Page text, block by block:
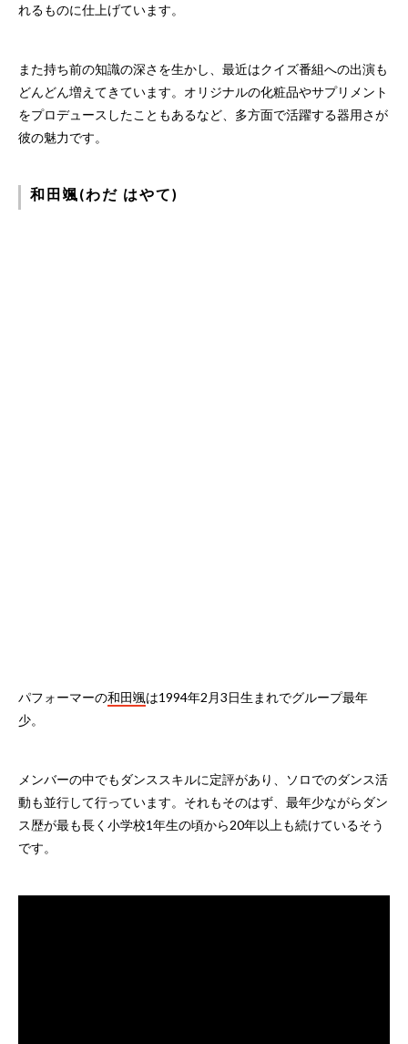
れるものに仕上げています。
また持ち前の知識の深さを生かし、最近はクイズ番組への出演も
どんどん増えてきています。オリジナルの化粧品やサプリメント
をプロデュースしたこともあるなど、多方面で活躍する器用さが
彼の魅力です。
和田颯(わだ はやて)
パフォーマーの和田颯は1994年2月3日生まれでグループ最年
少。
メンバーの中でもダンススキルに定評があり、ソロでのダンス活
動も並行して行っています。それもそのはず、最年少ながらダン
ス歴が最も長く小学校1年生の頃から20年以上も続けているそう
です。